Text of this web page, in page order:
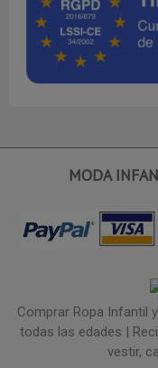
MODA
Comprar Ropa Infantil
todas las edades |
vestir,